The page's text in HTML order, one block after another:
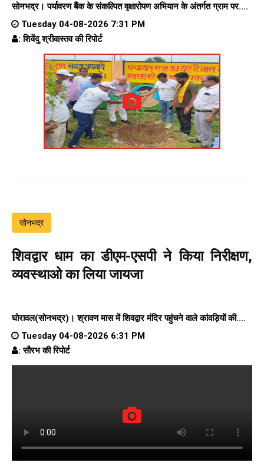
सोनभद्र। पर्यावरण बैंक के संकल्पित वृक्षारोपण अभियान के अंतर्गत ग्राम पर....
Tuesday 04-08-2026 7:31 PM
: शिवेंदु श्रीवास्तव की रिपोर्ट
सोनभद्र
शिवद्वार धाम का डीएम-एसपी ने किया निरीक्षण,
व्यवस्थाओ का लिया जायजा
घोरावल(सोनभद्र)। श्रावण मास में शिवद्वार मंदिर पहुंचने वाले कांवड़ियों की....
Tuesday 04-08-2026 6:31 PM
: सौरभ की रिपोर्ट